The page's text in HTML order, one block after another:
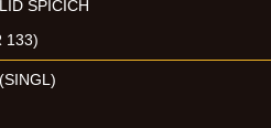
SPÍCÍCH
133)